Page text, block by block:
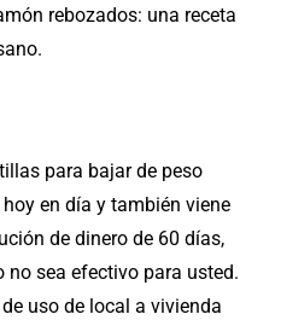
rebozados: una receta
para bajar de peso
en día y también viene
de dinero de 60 días,
no sea efectivo para usted.
uso de local a vivienda